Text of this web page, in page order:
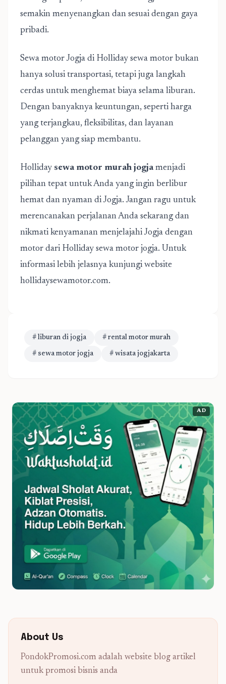
semakin menyenangkan dan sesuai dengan gaya
pribadi.
Sewa motor Jogja di Holliday sewa motor bukan
hanya solusi transportasi, tetapi juga langkah
cerdas untuk menghemat biaya selama liburan.
Dengan banyaknya keuntungan, seperti harga
yang terjangkau, fleksibilitas, dan layanan
pelanggan yang siap membantu.
Holliday sewa motor murah jogjamenjadi
pilihan tepat untuk Anda yang ingin berlibur
hemat dan nyaman di Jogja. Jangan ragu untuk
merencanakan perjalanan Anda sekarang dan
nikmati kenyamanan menjelajahi Jogja dengan
motor dari Holliday sewa motor jogja. Untuk
informasi lebih jelasnya kunjungi website
hollidaysewamotor.com.
# liburan di jogja # rental motor murah
# sewa motor jogja # wisata jogjakarta
AD
About Us
PondokPromosi.com adalah website blog artikel
untuk promosi bisnis anda